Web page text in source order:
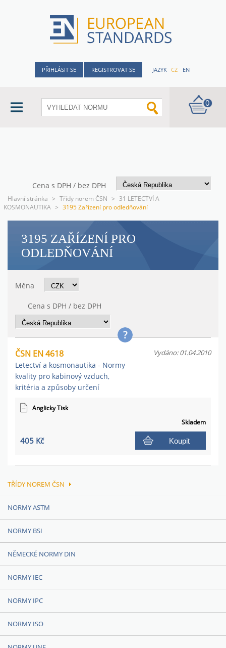
PŘIHLÁSIT SE REGISTROVAT SE JAZYK CZ EN
0
Cena s DPH / bez DPH
Hlavní stránka > Třídy norem ČSN > 31 LETECTVÍ A
KOSMONAUTIKA > 3195 Zařízení pro odledňování
3195 ZAŘÍZENÍ PRO
ODLEDŇOVÁNÍ
Měna
Cena s DPH / bez DPH
ČSN EN 4618
Letectví a kosmonautika - Normy
kvality pro kabinový vzduch,
kritéria a způsoby určení
Vydáno: 01.04.2010
Anglicky Tisk
Skladem
405 Kč Koupit
TŘÍDY NOREM ČSN
NORMY ASTM
NORMY BSI
NĚMECKÉ NORMY DIN
NORMY IEC
NORMY IPC
NORMY ISO